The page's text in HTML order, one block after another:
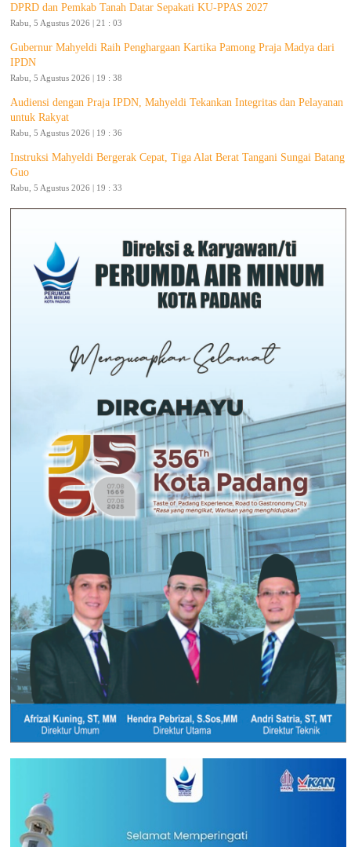
DPRD dan Pemkab Tanah Datar Sepakati KU-PPAS 2027
Rabu, 5 Agustus 2026 | 21 : 03
Gubernur Mahyeldi Raih Penghargaan Kartika Pamong Praja Madya dari
IPDN
Rabu, 5 Agustus 2026 | 19 : 38
Audiensi dengan Praja IPDN, Mahyeldi Tekankan Integritas dan Pelayanan
untuk Rakyat
Rabu, 5 Agustus 2026 | 19 : 36
Instruksi Mahyeldi Bergerak Cepat, Tiga Alat Berat Tangani Sungai Batang
Guo
Rabu, 5 Agustus 2026 | 19 : 33